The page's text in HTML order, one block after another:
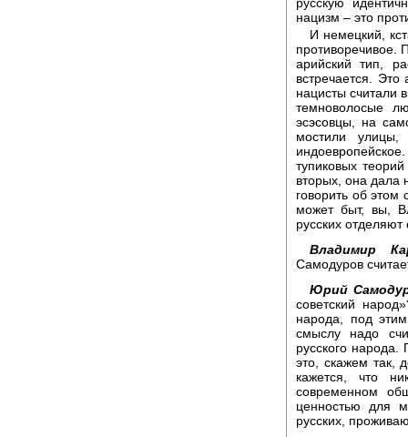
нацизм – это
И немецкий,
противоречивое.
арийский тип,
встречается.
нацисты считали
темноволосые
эсэсовцы, на
мостили
тупиковых
вторых, она дала
говорить об
может быт, вы,
русских отделяют
Владимир
Самодуров
Юрий
советский
народа, под
смыслу надо
русского
это, скажем так,
кажется, что
современном
ценностью для
русских,